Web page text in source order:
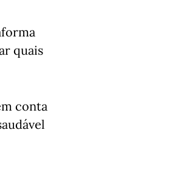
quais
conta